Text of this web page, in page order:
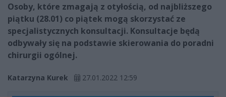
Osoby, które zmagają z otyłością, od najbliższego
piątku (28.01) co piątek mogą skorzystać ze
specjalistycznych konsultacji. Konsultacje będą
odbywały się na podstawie skierowania do poradni
chirurgii ogólnej.
Katarzyna Kurek 27.01.2022 12:59